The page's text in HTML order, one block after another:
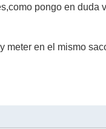
pongo en
en el mismo